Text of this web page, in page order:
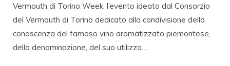
Vermouth di Torino Week, l’evento ideato dal Consorzio
del Vermouth di Torino dedicato alla condivisione della
conoscenza del famoso vino aromatizzato piemontese,
della denominazione, del suo utilizzo…